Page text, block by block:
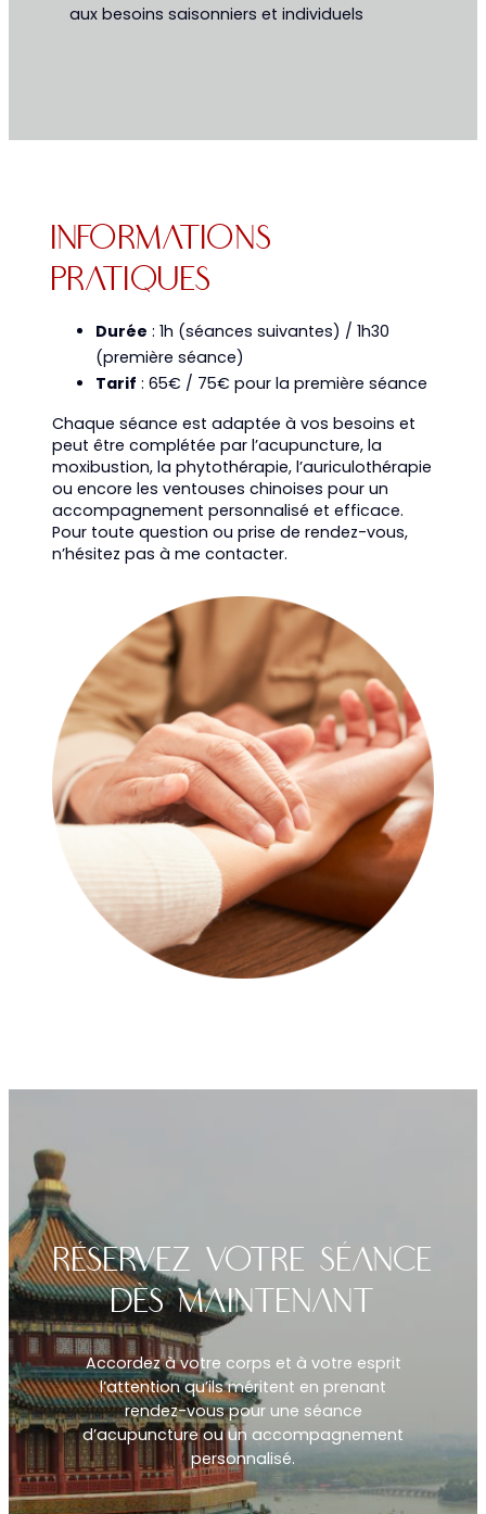
aux besoins saisonniers et individuels
Informations
Pratiques
Durée : 1h (séances suivantes) / 1h30
(première séance)
Tarif : 65€ / 75€ pour la première séance
Chaque séance est adaptée à vos besoins et
peut être complétée par l’acupuncture, la
moxibustion, la phytothérapie, l’auriculothérapie
ou encore les ventouses chinoises pour un
accompagnement personnalisé et efficace.
Pour toute question ou prise de rendez-vous,
n’hésitez pas à me contacter.
Réservez Votre Séance
Dès Maintenant
Accordez à votre corps et à votre esprit
l’attention qu’ils méritent en prenant
rendez-vous pour une séance
d’acupuncture ou un accompagnement
personnalisé.